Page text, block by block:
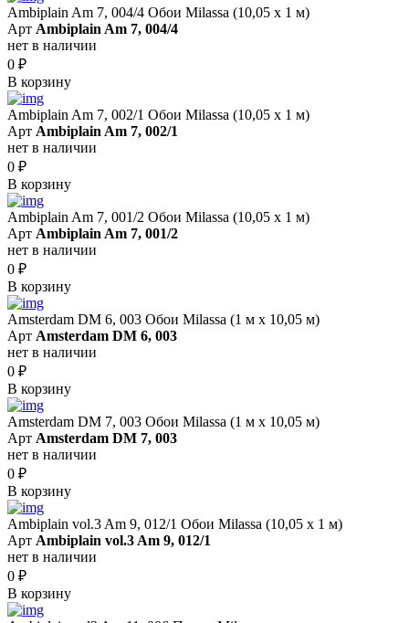
Ambiplain Am 7, 004/4 Обои Milassa (10,05 х 1 м)
Арт Ambiplain Am 7, 004/4
нет в наличии
0 ₽
В корзину
Ambiplain Am 7, 002/1 Обои Milassa (10,05 х 1 м)
Арт Ambiplain Am 7, 002/1
нет в наличии
0 ₽
В корзину
Ambiplain Am 7, 001/2 Обои Milassa (10,05 х 1 м)
Арт Ambiplain Am 7, 001/2
нет в наличии
0 ₽
В корзину
Amsterdam DM 6, 003 Обои Milassa (1 м х 10,05 м)
Арт Amsterdam DM 6, 003
нет в наличии
0 ₽
В корзину
Amsterdam DM 7, 003 Обои Milassa (1 м х 10,05 м)
Арт Amsterdam DM 7, 003
нет в наличии
0 ₽
В корзину
Ambiplain vol.3 Am 9, 012/1 Обои Milassa (10,05 х 1 м)
Арт Ambiplain vol.3 Am 9, 012/1
нет в наличии
0 ₽
В корзину